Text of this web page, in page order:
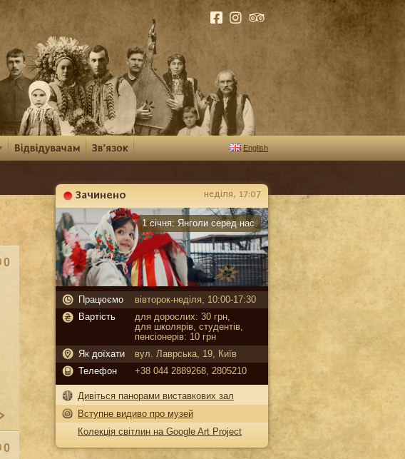
English
0
0
Зачинено
Карантин
неділя, 17:07
1 січня: Янголи серед нас
Працюємо
вівторок-неділя, 10:00-17:30
Вартість
для дорослих: 30 грн,
для школярів, студентів,
пенсіонерів: 10 грн
Як доїхати
вул. Лаврська, 19, Київ
Телефон
+38 044 2889268, 2805210
Дивіться панорами виставкових зал
Вступне видиво про музей
Колекція світлин на Google Art Project